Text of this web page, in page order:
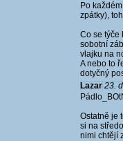
Po
zpátky),
Co se týče
sobotní
vlajku na
A nebo to
dotyčný
Lazar 23.
Ostatně je
si na
nimi chtějí